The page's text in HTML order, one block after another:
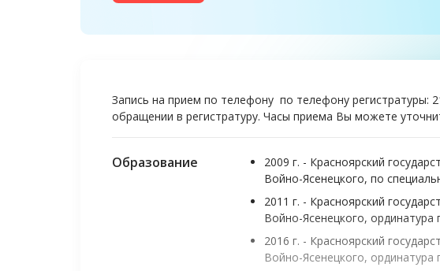
Запись на прием по телефону по телефону регистратуры:
обращении в регистратуру. Часы приема Вы можете
Образование
2009 г. - Красноярский
Войно-Ясенецкого, по
2011 г. - Красноярский
Войно-Ясенецкого, ординатура
2016 г. - Красноярский
Войно-Ясенецкого,